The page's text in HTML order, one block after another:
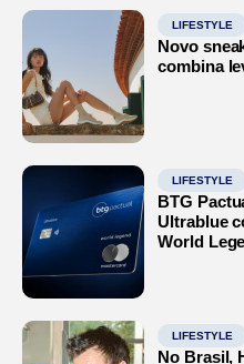
LIFESTYLE
Novo
combina
LIFESTYLE
BTG
Ultrablue
World
LIFESTYLE
No Brasil,